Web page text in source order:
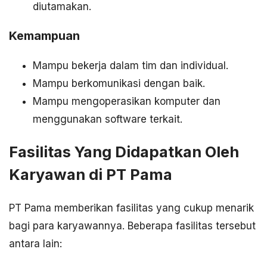
diutamakan.
Kemampuan
Mampu bekerja dalam tim dan individual.
Mampu berkomunikasi dengan baik.
Mampu mengoperasikan komputer dan
menggunakan software terkait.
Fasilitas Yang Didapatkan Oleh
Karyawan di PT Pama
PT Pama memberikan fasilitas yang cukup menarik
bagi para karyawannya. Beberapa fasilitas tersebut
antara lain: